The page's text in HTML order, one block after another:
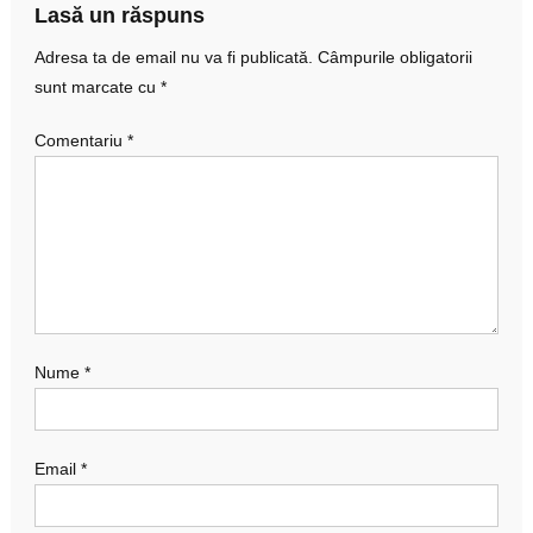
Lasă un răspuns
Adresa ta de email nu va fi publicată. Câmpurile obligatorii
sunt marcate cu *
Comentariu *
Nume *
Email *